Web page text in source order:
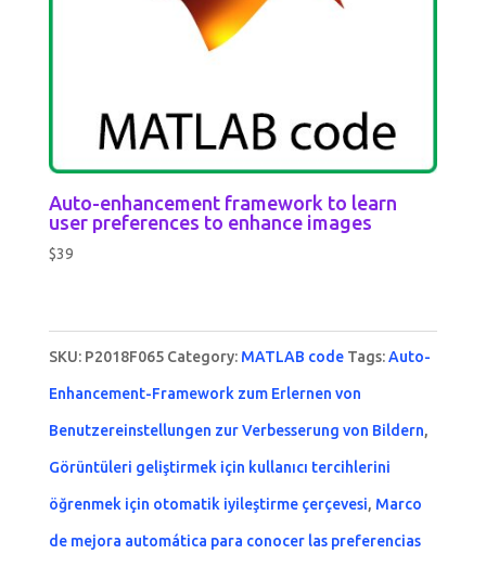
Auto-enhancement framework to learn
user preferences to enhance images
$39
SKU: P2018F065 Category: MATLAB code Tags:Auto-
Enhancement-Framework zum Erlernen von
Benutzereinstellungen zur Verbesserung von Bildern,
Görüntüleri geliştirmek için kullanıcı tercihlerini
öğrenmek için otomatik iyileştirme çerçevesi, Marco
de mejora automática para conocer las preferencias